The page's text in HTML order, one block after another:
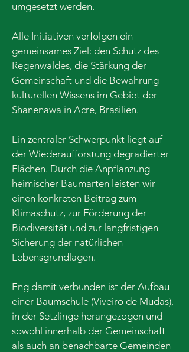
umgesetzt werden.
Alle Initiativen verfolgen ein
gemeinsames Ziel: den Schutz des
Regenwaldes, die Stärkung der
Gemeinschaft und die Bewahrung
kulturellen Wissens im Gebiet der
Shanenawa in Acre, Brasilien.
Ein zentraler Schwerpunkt liegt auf
der Wiederaufforstung degradierter
Flächen. Durch die Anpflanzung
heimischer Baumarten leisten wir
einen konkreten Beitrag zum
Klimaschutz, zur Förderung der
Biodiversität und zur langfristigen
Sicherung der natürlichen
Lebensgrundlagen.
Eng damit verbunden ist der Aufbau
einer Baumschule (Viveiro de Mudas),
in der Setzlinge herangezogen und
sowohl innerhalb der Gemeinschaft
als auch an benachbarte Gemeinden